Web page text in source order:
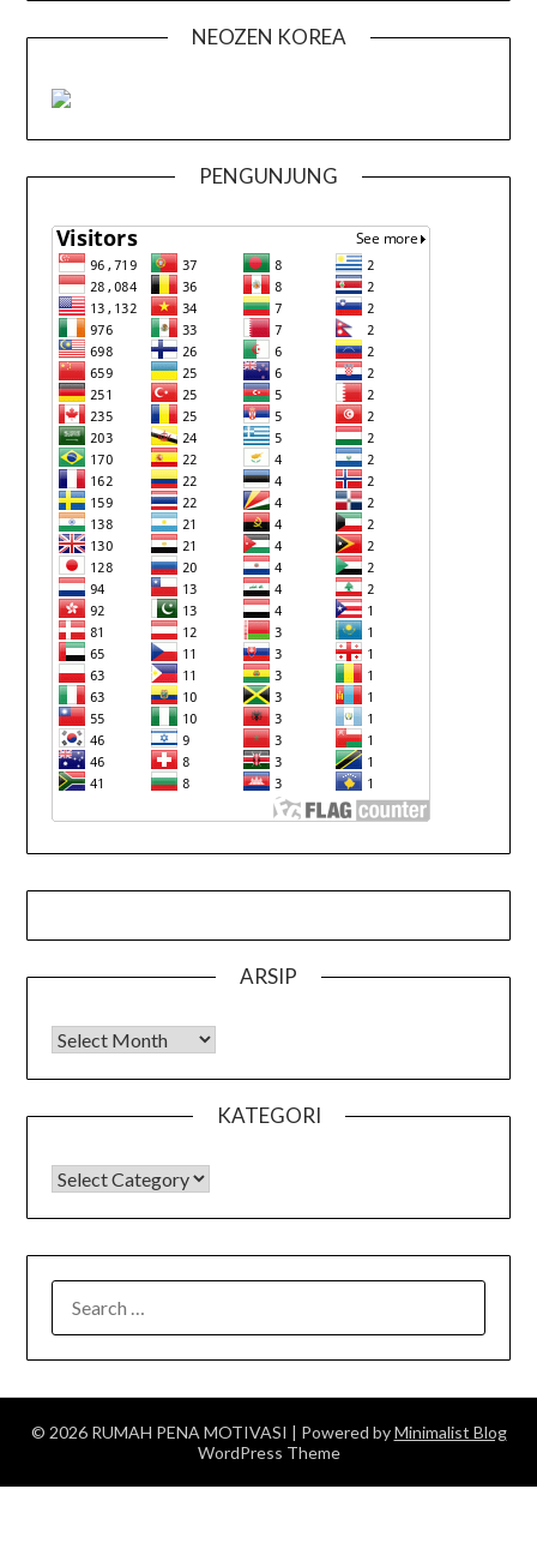
NEOZEN KOREA
PENGUNJUNG
ARSIP
Arsip
KATEGORI
KATEGORI
FOR:
© 2026 RUMAH PENA MOTIVASI | Powered byMinimalist Blog
WordPress Theme